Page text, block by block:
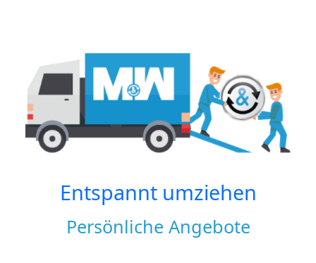
Entspannt umziehen
Persönliche Angebote